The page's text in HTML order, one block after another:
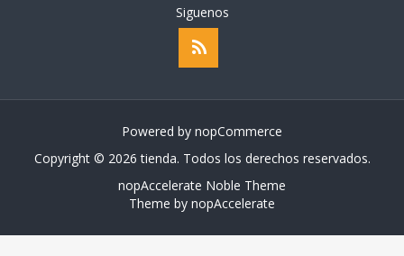
Siguenos
Powered by nopCommerce
Copyright © 2026 tienda. Todos los derechos reservados.
nopAccelerate Noble Theme
Theme by nopAccelerate